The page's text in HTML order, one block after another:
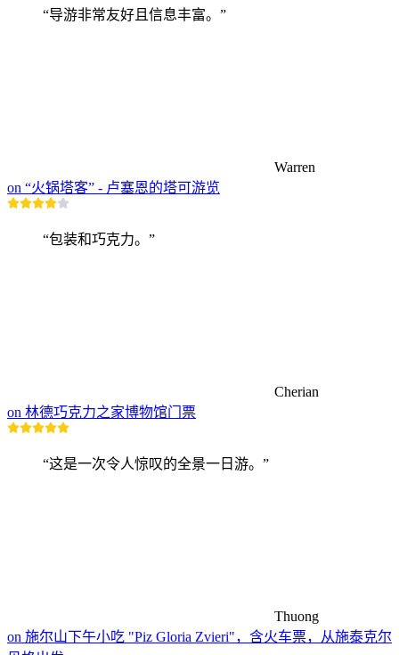
“导游非常友好且信息丰富。”
Warren
on “火锅塔客” - 卢塞恩的塔可游览
“包装和巧克力。”
Cherian
on 林德巧克力之家博物馆门票
“这是一次令人惊叹的全景一日游。”
Thuong
on 施尔山下午小吃 "Piz Gloria Zvieri"，含火车票，从施泰克尔